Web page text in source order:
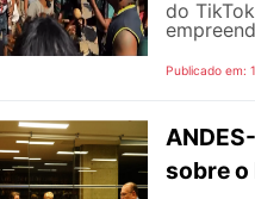
do
Publicado em:
sobre o